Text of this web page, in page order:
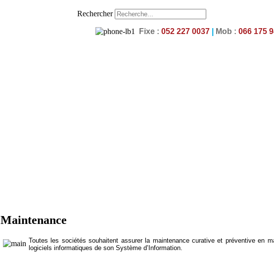
Rechercher
Fixe : 052 227 0037 Mob : 066 175
Maintenance
Toutes les sociétés souhaitent assurer la maintenance curative et préventive en
logiciels informatiques de son Système d’Information.